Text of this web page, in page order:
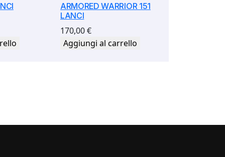
ARMORED WARRIOR 151
LANCI
170,00€
Aggiungi al carrello